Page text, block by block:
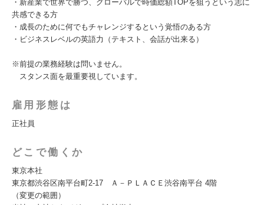
・新産業で世界で勝つ、グローバルで時価総額TOPを狙うという志に
共感できる方
・成長のために何でもチャレンジするという覚悟のある方
・ビジネスレベルの英語力（テキスト、会話が出来る）
※前提の業務経験は問いません。
スタンス面を最重要視しています。
雇用形態は
正社員
どこで働くか
東京本社
東京都渋谷区南平台町2-17 Ａ－ＰＬＡＣＥ渋谷南平台 4階
（変更の範囲）